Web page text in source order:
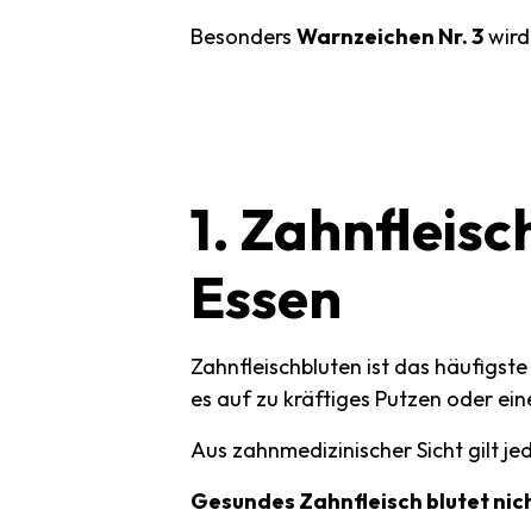
Besonders Warnzeichen Nr. 3
1.
Essen
Zahnfleischbluten ist das
es auf zu kräftiges Putzen oder
Aus zahnmedizinischer Sicht gilt
Gesundes Zahnfleisch blutet